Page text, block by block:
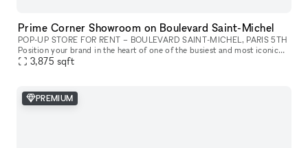
Prime Corner Showroom on Boulevard Saint-Michel
POP-UP STORE FOR RENT – BOULEVARD SAINT-MICHEL, PARIS 5TH
Position your brand in the heart of one of the busiest and most iconic
3,875 sqft
PREMIUM